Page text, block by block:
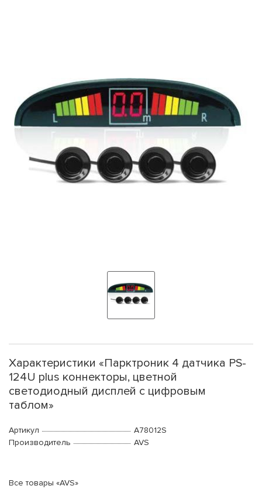
Характеристики «Парктроник 4 датчика PS-
124U plus коннекторы, цветной
светодиодный дисплей с цифровым
таблом»
Артикул
A78012S
Производитель
AVS
Все товары «AVS»